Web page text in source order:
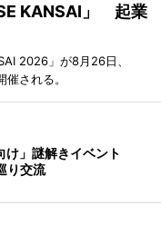
KANSAI」 起業
2026」が8月26日、
される。
け」謎解きイベント
り交流